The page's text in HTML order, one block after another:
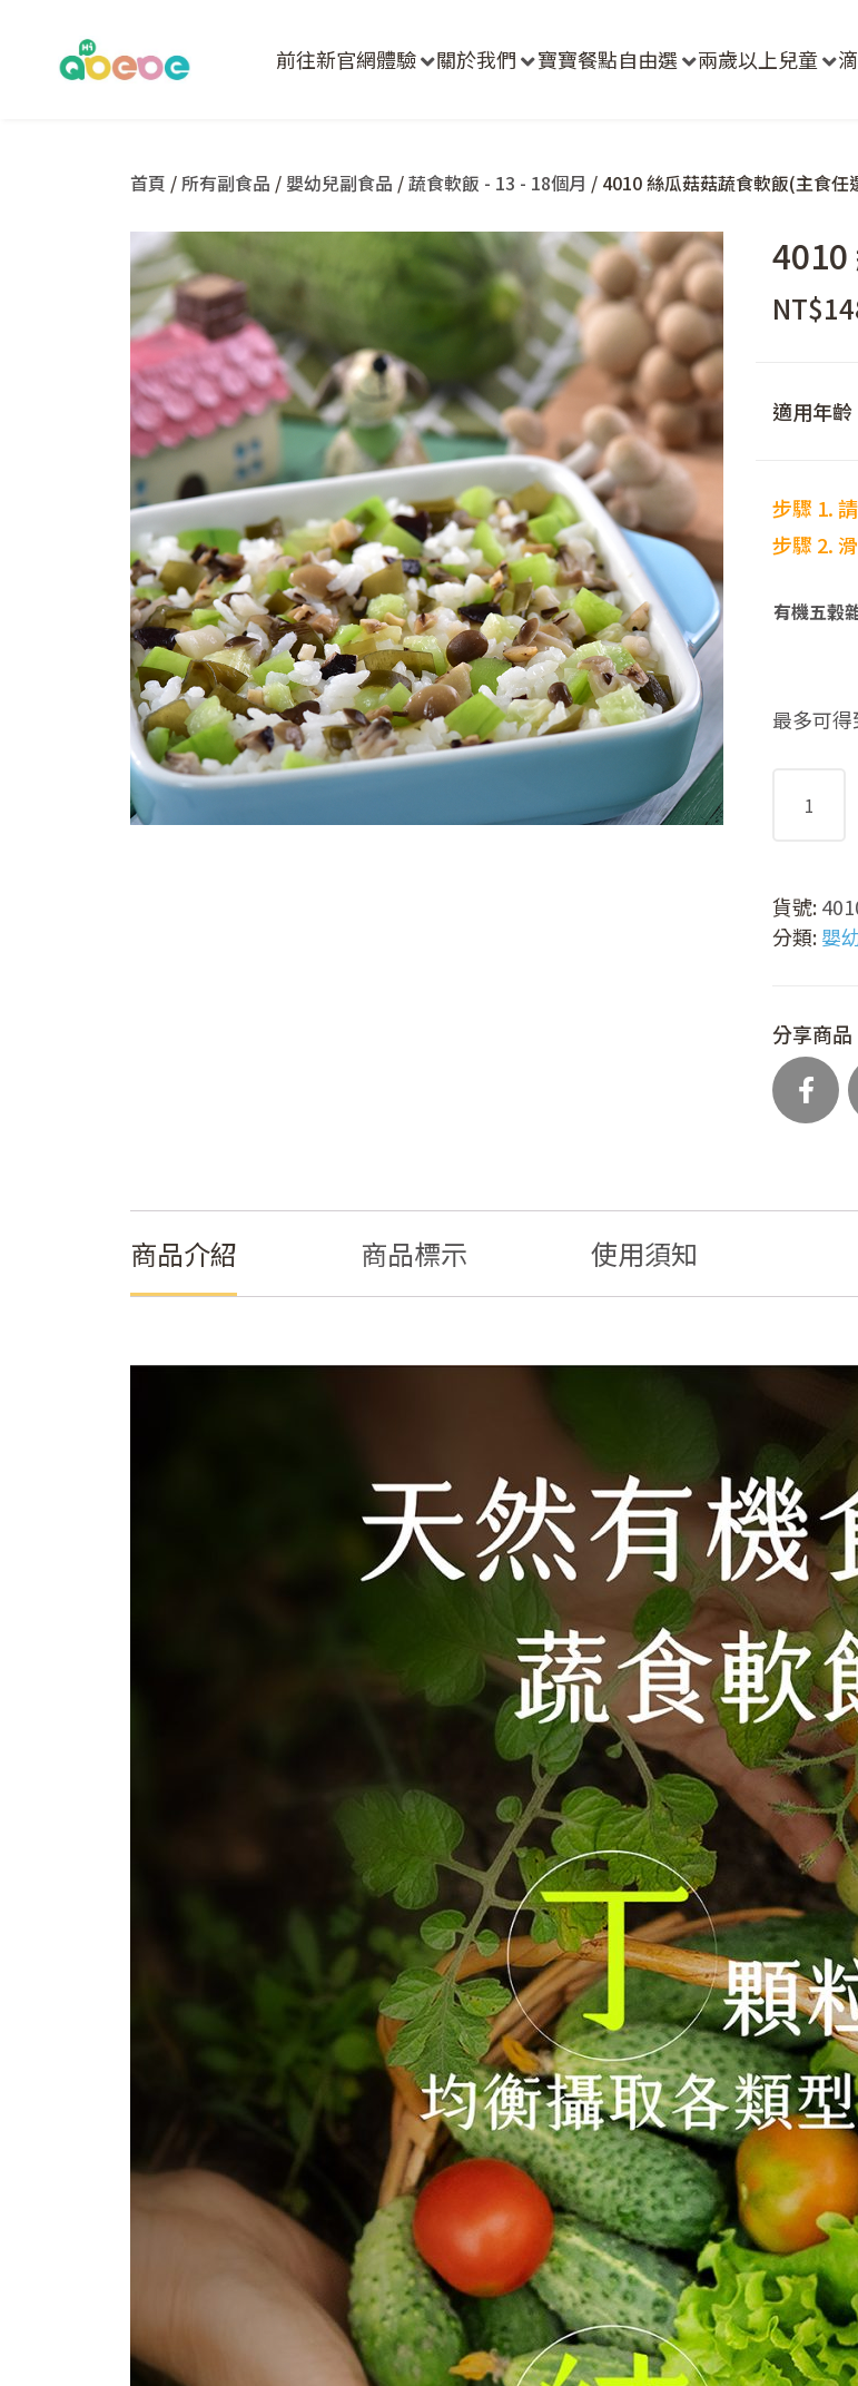
前往新官網體驗 關於我們 寶寶餐點自由選 兩歲以上兒童
首頁 /所有副食品 / 嬰幼兒副食品 /蔬食軟飯 - 13 - 18個月 / 4010 絲瓜菇菇蔬食軟飯(主食任
4010
NT$
適用年齡
步驟 1.
步驟 2.
有機五穀
最多可得
蔬
食
(主
食
任
選)
數
貨號:
分類:嬰
分享商品
商品介紹 商品標示 使用須知